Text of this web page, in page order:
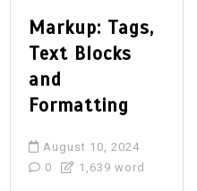
Markup: Tags,
Text Blocks
and
Formatting
August 10, 2024
0
1,639 word